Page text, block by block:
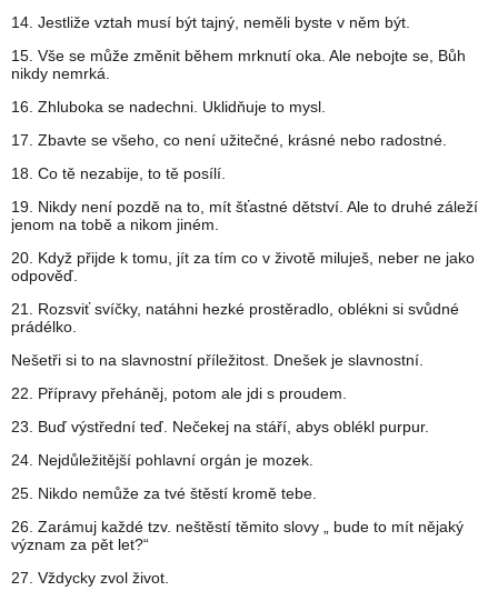
14. Jestliže vztah musí být tajný, neměli byste v něm být.
15. Vše se může změnit během mrknutí oka. Ale nebojte se, Bůh
nikdy nemrká.
16. Zhluboka se nadechni. Uklidňuje to mysl.
17. Zbavte se všeho, co není užitečné, krásné nebo radostné.
18. Co tě nezabije, to tě posílí.
19. Nikdy není pozdě na to, mít šťastné dětství. Ale to druhé záleží
jenom na tobě a nikom jiném.
20. Když přijde k tomu, jít za tím co v životě miluješ, neber ne jako
odpověď.
21. Rozsviť svíčky, natáhni hezké prostěradlo, oblékni si svůdné
prádélko.
Nešetři si to na slavnostní příležitost. Dnešek je slavnostní.
22. Přípravy přeháněj, potom ale jdi s proudem.
23. Buď výstřední teď. Nečekej na stáří, abys oblékl purpur.
24. Nejdůležitější pohlavní orgán je mozek.
25. Nikdo nemůže za tvé štěstí kromě tebe.
26. Zarámuj každé tzv. neštěstí těmito slovy „ bude to mít nějaký
význam za pět let?“
27. Vždycky zvol život.